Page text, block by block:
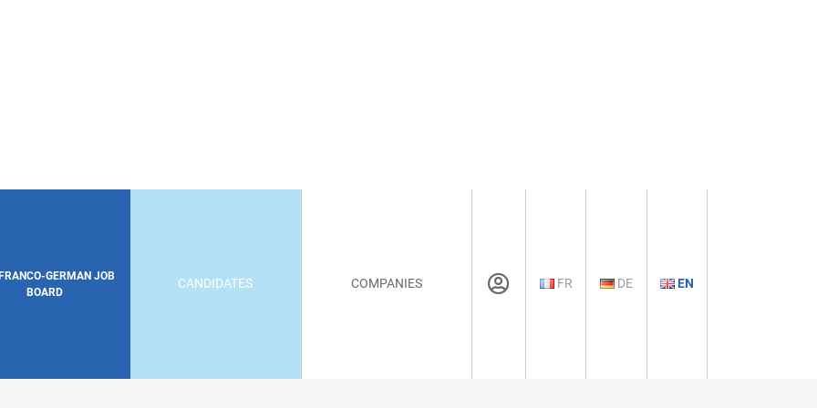
GERMAN JOB
BOARD
CANDIDATES COMPANIES FR DE EN